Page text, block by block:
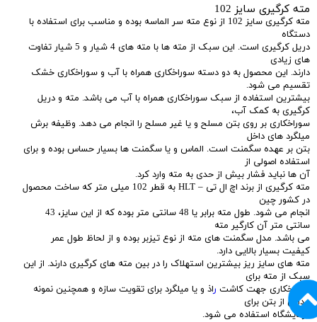
مته کرگیری سایز 102
مته کرگیری سایز 102 از نوع مته سر الماسه بوده و مناسب برای استفاده با
دستگاه
دریل کرگیری است. این سبک از مته ها با مته های 4 شیار و 5 شیار تفاوت
های زیادی
دارند. این محصول به دو دسته سوراخکاری همراه با آب و سوراخکاری خشک
تقسیم می شود.
بیشترین استفاده از سبک سوراخکاری همراه با آب می باشد. مته و دریل
کرگیری به کمک آب،
سوراخکاری بر روی بتن مسلح و یا غیر مسلح را انجام می دهد. وظیفه برش
میلگرد های داخل
بتن بر عهده سگمنت است. الماس و یا سگمنت ها بسیار حساس بوده و برای
استفاده اصولی از
آن ها نباید فشار بیش از حدی به مته وارد کرد.
مته کرگیری از برند اچ ال تی – HLT به قطر 102 میلی متر که ساخت محصول
در کشور چین
انجام می شود. طول مته برابر یا 48 سانتی متر بوده که از این سایز، 43
سانتی متر آن کارگیر مته
می باشد. مدل سگمنت های مته از نوع تیزبر بوده و از لحاظ طول عمر
کیفیت بسیار بالایی دارد.
مته های سایز ریز بیشترین استهلاک را در بین مته های کرگیری دارند. از این
سبک از مته برای
سوراخکاری جهت کاشت راذ و یا میلگرد برای تقویت سازه و همچنین نمونه
برداری از بتن برای
آزمایشگاه استفاده می شود.